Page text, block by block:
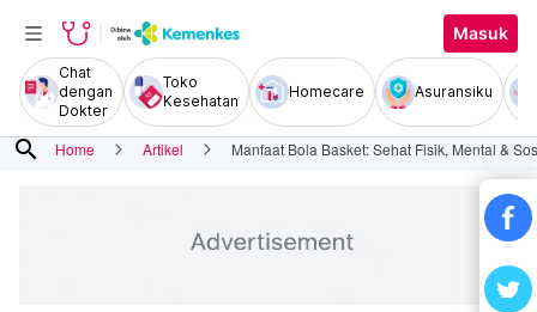
Masuk
Chat
dengan
Dokter
Toko
Kesehatan
Homecare Asuransiku
search Home Artikel Manfaat Bola Basket: Sehat Fisik, Mental &